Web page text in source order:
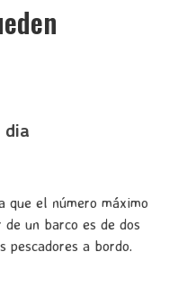
dia
que el número máximo
un barco es de dos
pescadores a bordo.